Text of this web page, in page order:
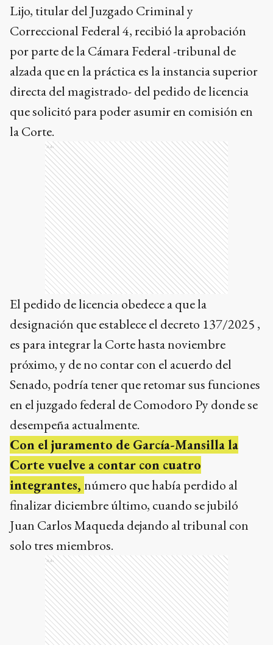
Lijo, titular del Juzgado Criminal y
Correccional Federal 4, recibió la aprobación
por parte de la Cámara Federal -tribunal de
alzada que en la práctica es la instancia superior
directa del magistrado- del pedido de licencia
que solicitó para poder asumir en comisión en
la Corte.
Ads
El pedido de licencia obedece a que la
designación que establece el decreto 137/2025 ,
es para integrar la Corte hasta noviembre
próximo, y de no contar con el acuerdo del
Senado, podría tener que retomar sus funciones
en el juzgado federal de Comodoro Py donde se
desempeña actualmente.
Con el juramento de García-Mansilla la
Corte vuelve a contar con cuatro
integrantes, número que había perdido al
finalizar diciembre último, cuando se jubiló
Juan Carlos Maqueda dejando al tribunal con
solo tres miembros.
Ads